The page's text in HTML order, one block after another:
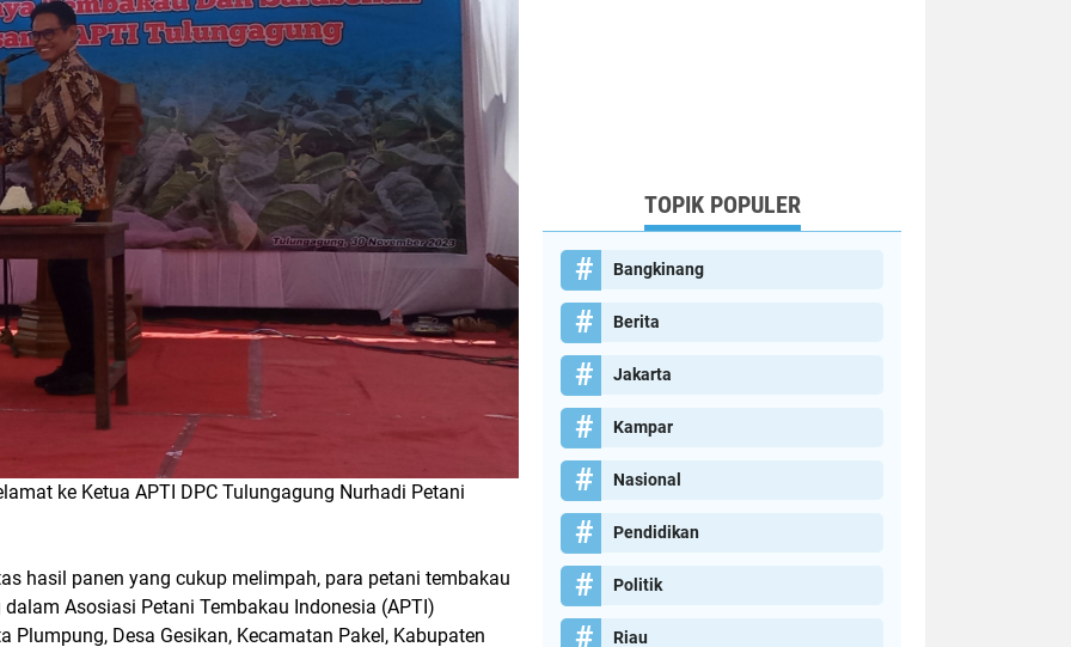
ke Ketua APTI DPC Tulungagung Nurhadi Petani
hasil panen yang cukup melimpah, para petani tembakau
Asosiasi Petani Tembakau Indonesia (APTI)
Desa Gesikan, Kecamatan Pakel, Kabupaten
TOPIK POPULER
Bangkinang
Berita
Jakarta
Kampar
Nasional
Pendidikan
Politik
Riau